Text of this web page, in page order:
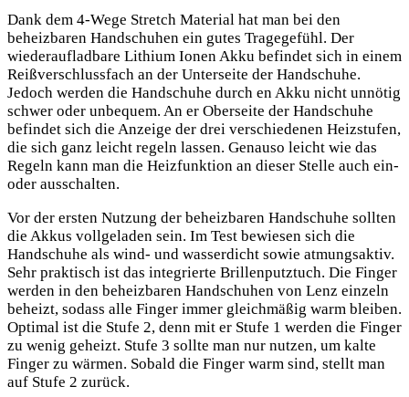
Dank dem 4-Wege Stretch Material hat man bei den
beheizbaren Handschuhen ein gutes Tragegefühl. Der
wiederaufladbare Lithium Ionen Akku befindet sich in einem
Reißverschlussfach an der Unterseite der Handschuhe.
Jedoch werden die Handschuhe durch en Akku nicht unnötig
schwer oder unbequem. An er Oberseite der Handschuhe
befindet sich die Anzeige der drei verschiedenen Heizstufen,
die sich ganz leicht regeln lassen. Genauso leicht wie das
Regeln kann man die Heizfunktion an dieser Stelle auch ein-
oder ausschalten.
Vor der ersten Nutzung der beheizbaren Handschuhe sollten
die Akkus vollgeladen sein. Im Test bewiesen sich die
Handschuhe als wind- und wasserdicht sowie atmungsaktiv.
Sehr praktisch ist das integrierte Brillenputztuch. Die Finger
werden in den beheizbaren Handschuhen von Lenz einzeln
beheizt, sodass alle Finger immer gleichmäßig warm bleiben.
Optimal ist die Stufe 2, denn mit er Stufe 1 werden die Finger
zu wenig geheizt. Stufe 3 sollte man nur nutzen, um kalte
Finger zu wärmen. Sobald die Finger warm sind, stellt man
auf Stufe 2 zurück.